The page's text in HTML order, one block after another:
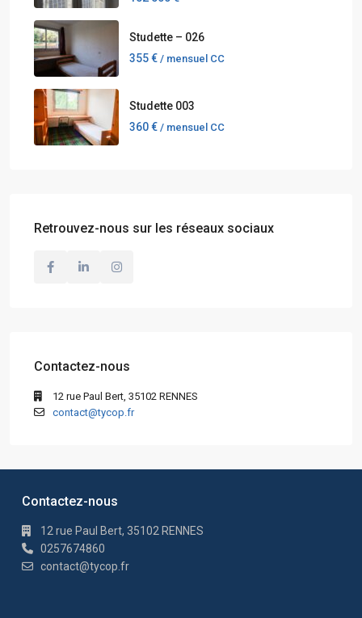
Studette – 026
355 € / mensuel CC
Studette 003
360 € / mensuel CC
Retrouvez-nous sur les réseaux sociaux
Contactez-nous
12 rue Paul Bert, 35102 RENNES
contact@tycop.fr
Contactez-nous
12 rue Paul Bert, 35102 RENNES
0257674860
contact@tycop.fr